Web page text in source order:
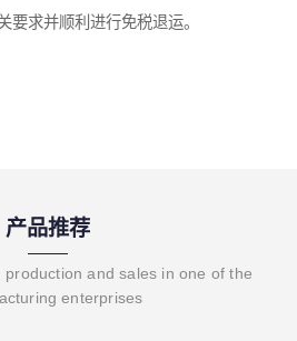
要求并顺利进行免税退运。
产品推荐
production and sales in one of the
enterprises